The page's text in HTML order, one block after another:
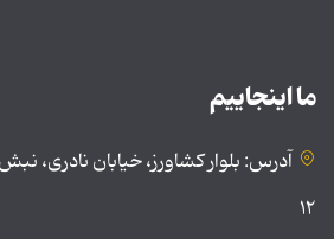
ما اینجاییم
آدرس: بلوار کشاورز، خیابان
۱۲